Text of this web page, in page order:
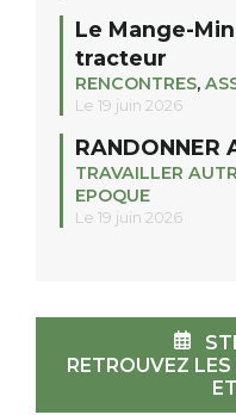
Le Mange-
tracteur
RENCONTRES,
Le 19 juin 2026
RANDONNER
TRAVAILLER
EPOQUE
Le 19 juin 2026
RETROUVEZ